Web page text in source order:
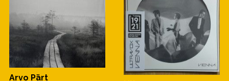
Arvo Pärt